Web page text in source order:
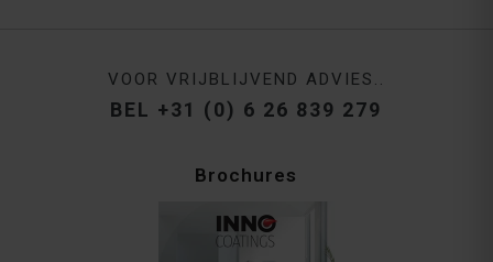
VOOR VRIJBLIJVEND ADVIES..
BEL +31 (0) 6 26 839 279
Brochures